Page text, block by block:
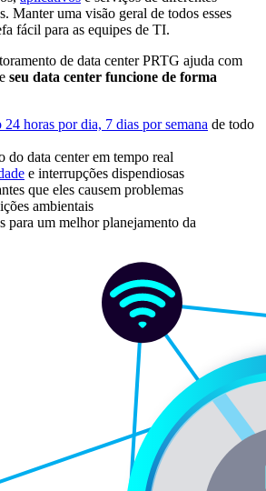
Manter uma visão geral de todos esses
fácil para as equipes de TI.
de data center PRTG ajuda com
seu data center funcione de forma
horas por dia, 7 dias por semana de todo
do data center em tempo real
e interrupções dispendiosas
que eles causem problemas
ambientais
para um melhor planejamento da